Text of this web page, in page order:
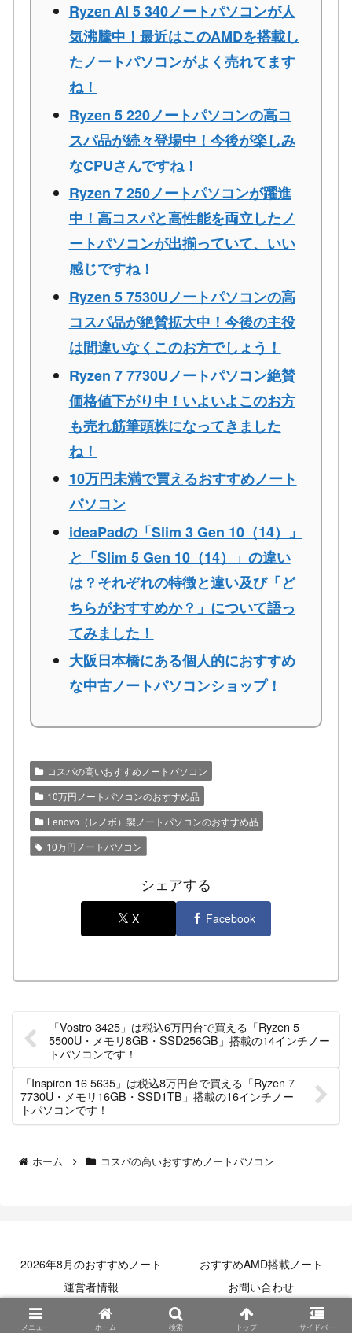
Ryzen AI 5 340ノートパソコンが人
気沸騰中！最近はこのAMDを搭載し
たノートパソコンがよく売れてます
ね！
Ryzen 5 220ノートパソコンの高コ
スパ品が続々登場中！今後が楽しみ
なCPUさんですね！
Ryzen 7 250ノートパソコンが躍進
中！高コスパと高性能を両立したノ
ートパソコンが出揃っていて、いい
感じですね！
Ryzen 5 7530Uノートパソコンの高
コスパ品が絶賛拡大中！今後の主役
は間違いなくこのお方でしょう！
Ryzen 7 7730Uノートパソコン絶賛
価格値下がり中！いよいよこのお方
も売れ筋筆頭株になってきました
ね！
10万円未満で買えるおすすめノート
パソコン
ideaPadの「Slim 3 Gen 10（14）」
と「Slim 5 Gen 10（14）」の違い
は？それぞれの特徴と違い及び「ど
ちらがおすすめか？」について語っ
てみました！
大阪日本橋にある個人的におすすめ
な中古ノートパソコンショップ！
コスパの高いおすすめノートパソコン
10万円ノートパソコンのおすすめ品
Lenovo（レノボ）製ノートパソコンのおすすめ品
10万円ノートパソコン
シェアする
X Facebook
「Vostro 3425」は税込6万円台で買える「Ryzen 5
5500U・メモリ8GB・SSD256GB」搭載の14インチノー
トパソコンです！
「Inspiron 16 5635」は税込8万円台で買える「Ryzen 7
7730U・メモリ16GB・SSD1TB」搭載の16インチノー
トパソコンです！
ホーム コスパの高いおすすめノートパソコン
2026年8月のおすすめノート
おすすめAMD搭載ノート
運営者情報
お問い合わせ
© 2013 おすすめ格安高性能ノートパソコンガイド.
メニュー ホーム 検索 トップ サイドバー